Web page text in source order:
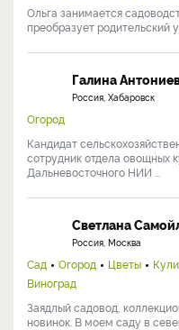
Ольга занимается
преобразует родительский
Галина
Россия, Хабаровск
Огород
Кандидат
сотрудник отдела овощных
Дальневосточного НИИ ...
Светлана
Россия, Москва
Сад Огород Цветы
Виноград
Заядлый садовод,
новинок. В моем саду в